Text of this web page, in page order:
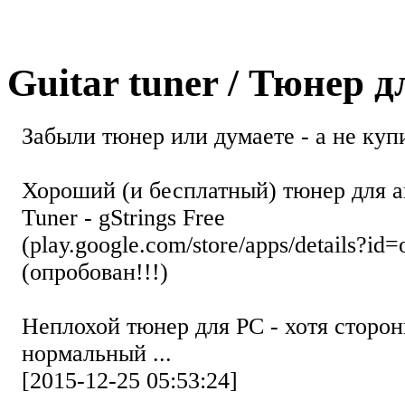
Guitar tuner / Тюнер
Забыли тюнер или думаете - а не
Хороший (и бесплатный) тюнер для
Tuner - gStrings Free
(play.google.com/store/apps/
(опробован!!!)
Неплохой тюнер для РС - хотя
нормальный ...
[2015-12-25 05:53:24]